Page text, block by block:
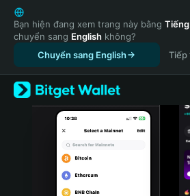
English
日本語
Tiếng Việt
Русский
Español (Latinoamérica)
Türkçe
Italiano
Português (Portugal)
Bạn hiện đang xem trang này bằng
chuyển sang English không?
Chuyển sang English
Tiếp